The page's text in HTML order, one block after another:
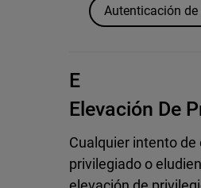
Autenticación
E
Elevación De
Cualquier intento
privilegiado o